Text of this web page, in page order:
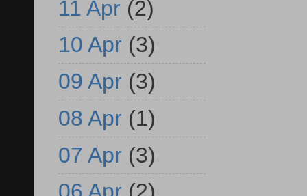
11 Apr (2)
10 Apr (3)
09 Apr (3)
08 Apr (1)
07 Apr (3)